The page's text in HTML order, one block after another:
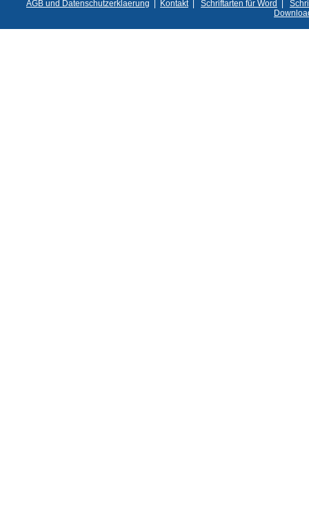
AGB und Datenschutzerklaerung Kontakt| Schriftarten für Word